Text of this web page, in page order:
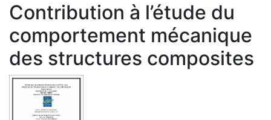
Contribution à l’étude du
comportement mécanique
des structures composites